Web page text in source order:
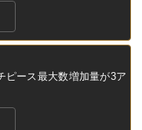
ピース最大数増加量が3ア